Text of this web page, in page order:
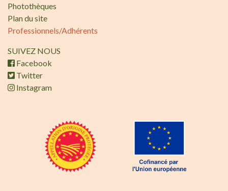
Photothèques
Plan du site
Professionnels/Adhérents
SUIVEZ NOUS
Facebook
Twitter
Instagram